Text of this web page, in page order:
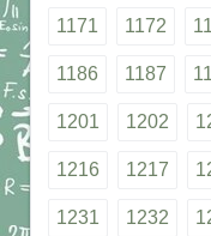
1171 1172
1186 1187
1201 1202
1216 1217
1231 1232